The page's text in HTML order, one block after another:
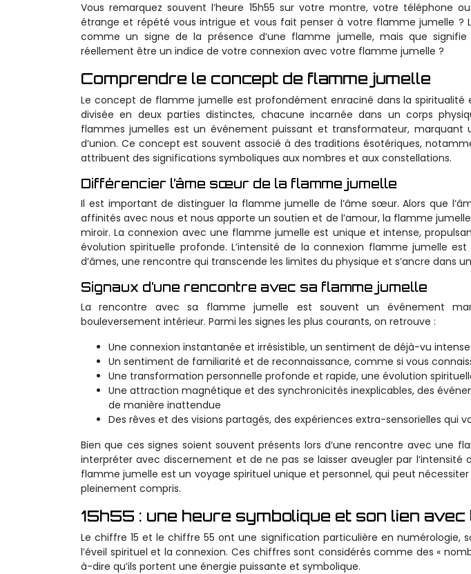
Vous remarquez souvent l’heure 15h55 sur votre montre, votre téléphone
étrange et répété vous intrigue et vous fait penser à votre flamme jumelle ?
comme un signe de la présence d’une flamme jumelle, mais que
réellement être un indice de votre connexion avec votre flamme jumelle ?
Comprendre le concept de flamme jumelle
Le concept de flamme jumelle est profondément enraciné dans la spiritualité
divisée en deux parties distinctes, chacune incarnée dans un corps
flammes jumelles est un événement puissant et transformateur, marquant
d’union. Ce concept est souvent associé à des traditions ésotériques,
attribuent des significations symboliques aux nombres et aux constellations.
Différencier l’âme sœur de la flamme jumelle
Il est important de distinguer la flamme jumelle de l’âme sœur. Alors que
affinités avec nous et nous apporte un soutien et de l’amour, la flamme
miroir. La connexion avec une flamme jumelle est unique et intense,
évolution spirituelle profonde. L’intensité de la connexion flamme jumelle
d’âmes, une rencontre qui transcende les limites du physique et s’ancre dans
Signaux d’une rencontre avec sa flamme jumelle
La rencontre avec sa flamme jumelle est souvent un événement
bouleversement intérieur. Parmi les signes les plus courants, on retrouve :
Une connexion instantanée et irrésistible, un sentiment de déjà-vu intense
Un sentiment de familiarité et de reconnaissance, comme si vous
Une transformation personnelle profonde et rapide, une évolution
Une attraction magnétique et des synchronicités inexplicables, des
de manière inattendue
Des rêves et des visions partagés, des expériences extra-sensorielles qui
Bien que ces signes soient souvent présents lors d’une rencontre avec une
interpréter avec discernement et de ne pas se laisser aveugler par l’intensité
flamme jumelle est un voyage spirituel unique et personnel, qui peut
pleinement compris.
15h55 : une heure symbolique et son lien
Le chiffre 15 et le chiffre 55 ont une signification particulière en numérologie,
l’éveil spirituel et la connexion. Ces chiffres sont considérés comme des «
à-dire qu’ils portent une énergie puissante et symbolique.